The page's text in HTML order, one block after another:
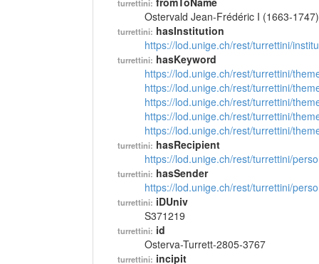
turrettini:
Ostervald Jean-Frédéric I (1663-1747)
turrettini: hasInstitution
https://lod.unige.ch/rest/turrettini/
turrettini: hasKeyword
https://lod.unige.ch/rest/turrettini/
https://lod.unige.ch/rest/turrettini/
https://lod.unige.ch/rest/turrettini/
https://lod.unige.ch/rest/turrettini/
https://lod.unige.ch/rest/turrettini/
turrettini: hasRecipient
https://lod.unige.ch/rest/turrettini/
turrettini: hasSender
https://lod.unige.ch/rest/turrettini/
turrettini: iDUniv
S371219
turrettini: id
Osterva-Turrett-2805-3767
turrettini: incipit